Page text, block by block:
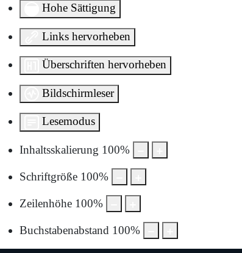
Hohe Sättigung
Links hervorheben
Überschriften hervorheben
Bildschirmleser
Lesemodus
Inhaltsskalierung 100%
Schriftgröße 100%
Zeilenhöhe 100%
Buchstabenabstand 100%